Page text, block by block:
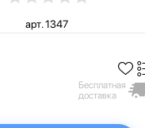
арт. 1347
Бесплатная
доставка